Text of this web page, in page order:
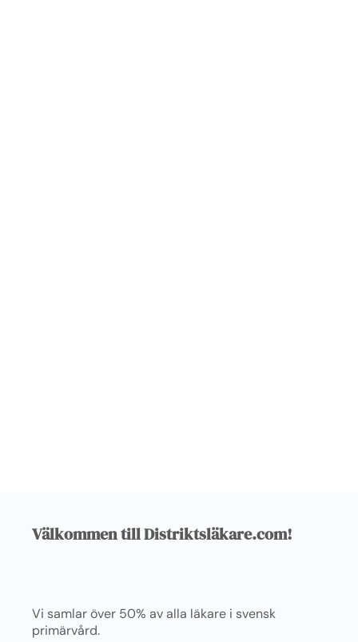
Välkommen till Distriktsläkare.com!
Vi samlar över 50% av alla läkare i svensk
primärvård.